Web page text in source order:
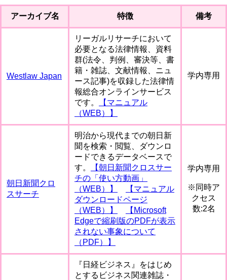
アーカイブ名 特徴 備考
Westlaw Japan
リーガルリサーチにおいて
必要となる法律情報、資料
群(法令、判例、審決等、書
籍・雑誌、文献情報、ニュ
ース記事)を収録した法律情
報総合オンラインサービス
です。
【マニュアル
（WEB）】
学内専用
朝日新聞クロ
スサーチ
明治から現代までの朝日新
聞を検索・閲覧、ダウンロ
ードできるデータベースで
す。
【朝日新聞クロスサー
チの「使い方動画」
（WEB）】
【マニュアル
ダウンロードページ
（WEB）】
【Microsoft
Edgeで縮刷版のPDFが表示
されない事象について
（PDF）】
学内専用
※同時ア
クセス
数:2名
『日経ビジネス』をはじめ
とするビジネス関連雑誌・